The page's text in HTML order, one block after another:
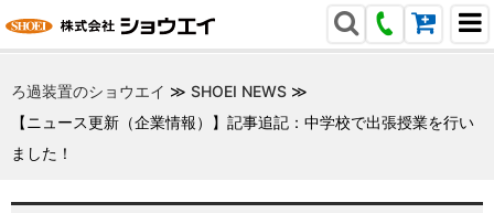
ろ過装置のショウエイ ≫ SHOEI NEWS ≫
【ニュース更新（企業情報）】記事追記：中学校で出張授業を行い
ました！